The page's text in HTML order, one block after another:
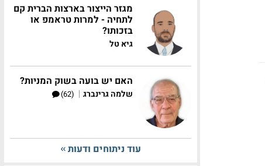
מגזר הייצור בארצות הברית קם
לתחיה - למרות טראמפ או
בזכותו?
גיא טל
האם יש בועה בשוק המניות?
שלמה גרינברג |
(62)
עוד ניתוחים ודעות